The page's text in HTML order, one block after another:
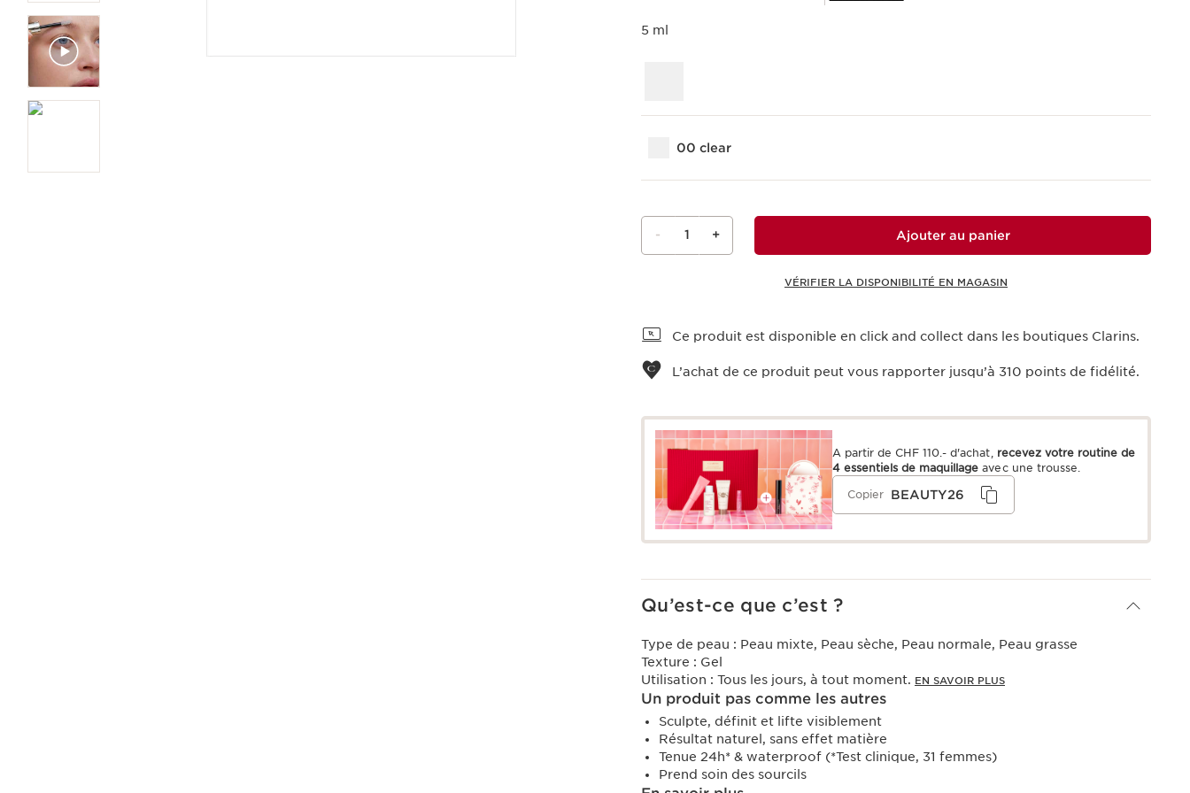
5 ml
00 clear
- 1 + Ajouter au panier
VÉRIFIER LA DISPONIBILITÉ EN MAGASIN
Ce produit est disponible en click and collect dans les boutiques Clarins.
L’achat de ce produit peut vous rapporter jusqu’à 310 points de fidélité.
A partir de CHF 110.- d'achat, recevez votre routine de
4 essentiels de maquillage avec une trousse.
Copier BEAUTY26
Qu’est-ce que c’est ?
Type de peau : Peau mixte, Peau sèche, Peau normale, Peau grasse
Texture : Gel
Utilisation : Tous les jours, à tout moment. EN SAVOIR PLUS
Un produit pas comme les autres
Sculpte, définit et lifte visiblement
Résultat naturel, sans effet matière
Tenue 24h* & waterproof (*Test clinique, 31 femmes)
Prend soin des sourcils